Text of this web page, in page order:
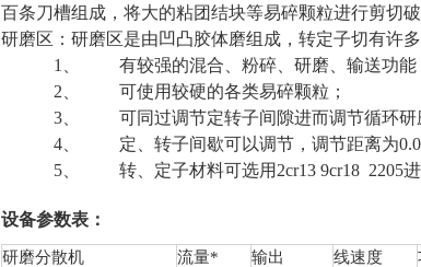
百条刀槽组成，将大的粘团结块等易碎颗粒进行剪切破
研磨区：研磨区是由凹凸胶体磨组成，转定子切有许
1、 有较强的混合、粉碎、研磨、输送功能
2、 可使用较硬的各类易碎颗粒；
3、 可同过调节定转子间隙进而调节循环研
4、 定、转子间歇可以调节，调节距离为
5、 转、定子材料可选用2cr13 9cr18 2205进
设备参数表：
研磨分散机 流量* 输出 线速度